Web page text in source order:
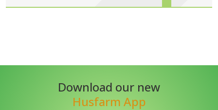
Download our new
Husfarm App